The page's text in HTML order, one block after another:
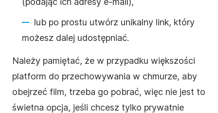
lub po prostu utwórz unikalny link, który
możesz dalej udostępniać.
Należy pamiętać, że w przypadku większości
platform do przechowywania w chmurze, aby
obejrzeć film, trzeba go pobrać, więc nie jest to
świetna opcja, jeśli chcesz tylko prywatnie